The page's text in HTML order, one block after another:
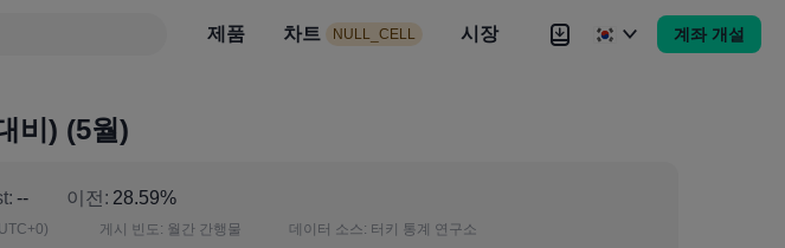
제품 차트 NULL_CELL 시장 계좌 개설
NULL_CELL 시장 뉴스 전략 Brokers 더
비) (5월)
-- 이전: 28.59%
게시 빈도: 월간 간행물 데이터 소스: 터키 통계 연구소